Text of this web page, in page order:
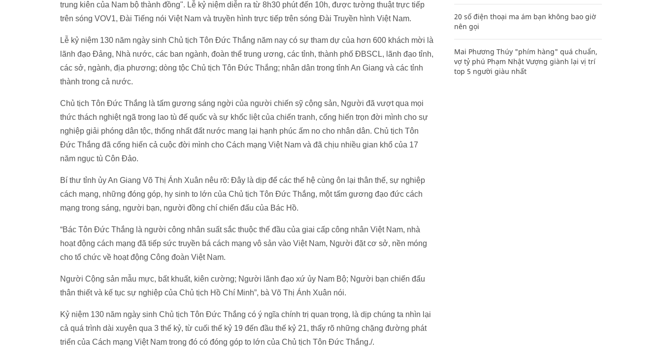
trung kiên của Nam bộ thành đồng". Lễ kỷ niệm diễn ra từ 8h30 phút đến 10h, được tường thuật trực tiếp
trên sóng VOV1, Đài Tiếng nói Việt Nam và truyền hình trực tiếp trên sóng Đài Truyền hình Việt Nam.
Lễ kỷ niệm 130 năm ngày sinh Chủ tịch Tôn Đức Thắng năm nay có sự tham dự của hơn 600 khách mời là
lãnh đạo Đảng, Nhà nước, các ban ngành, đoàn thể trung ương, các tỉnh, thành phố ĐBSCL, lãnh đạo tỉnh,
các sở, ngành, địa phương; dòng tộc Chủ tịch Tôn Đức Thắng; nhân dân trong tỉnh An Giang và các tỉnh
thành trong cả nước.
Chủ tịch Tôn Đức Thắng là tấm gương sáng ngời của người chiến sỹ cộng sản, Người đã vượt qua mọi
thức thách nghiệt ngã trong lao tù đế quốc và sự khốc liệt của chiến tranh, cống hiến trọn đời mình cho sự
nghiệp giải phóng dân tộc, thống nhất đất nước mang lại hạnh phúc ấm no cho nhân dân. Chủ tịch Tôn
Đức Thắng đã cống hiến cả cuộc đời mình cho Cách mạng Việt Nam và đã chịu nhiều gian khổ của 17
năm ngục tù Côn Đảo.
Bí thư tỉnh ủy An Giang Võ Thị Ánh Xuân nêu rõ: Đây là dịp để các thế hệ cùng ôn lại thân thế, sự nghiệp
cách mạng, những đóng góp, hy sinh to lớn của Chủ tịch Tôn Đức Thắng, một tấm gương đạo đức cách
mạng trong sáng, người bạn, người đồng chí chiến đấu của Bác Hồ.
“Bác Tôn Đức Thắng là người công nhân suất sắc thuộc thế đầu của giai cấp công nhân Việt Nam, nhà
hoạt động cách mạng đã tiếp sức truyền bá cách mạng vô sản vào Việt Nam, Người đặt cơ sở, nền móng
cho tổ chức về hoạt động Công đoàn Việt Nam.
Người Cộng sản mẫu mực, bất khuất, kiên cường; Người lãnh đạo xứ ủy Nam Bộ; Người bạn chiến đấu
thân thiết và kế tục sự nghiệp của Chủ tịch Hồ Chí Minh”, bà Võ Thị Ánh Xuân nói.
Kỷ niệm 130 năm ngày sinh Chủ tịch Tôn Đức Thắng có ý ngĩa chính trị quan trọng, là dịp chúng ta nhìn lại
cả quá trình dài xuyên qua 3 thế kỷ, từ cuối thế kỷ 19 đến đầu thế kỷ 21, thấy rõ những chặng đường phát
triển của Cách mạng Việt Nam trong đó có đóng góp to lớn của Chủ tịch Tôn Đức Thắng./.
20 số điện thoại ma ám bạn không bao giờ
nên gọi
Mai Phương Thúy "phím hàng" quá chuẩn,
vợ tỷ phú Phạm Nhật Vượng giành lại vị trí
top 5 người giàu nhất